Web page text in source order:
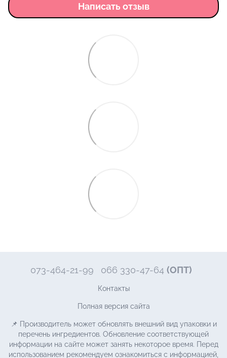
Написать отзыв
073-464-21-99 066 330-47-64 (ОПТ)
Контакты
Полная версия сайта
📌 Производитель может обновлять внешний вид упаковки и
перечень ингредиентов. Обновление соответствующей
информации на сайте может занять некоторое время. Перед
использованием рекомендуем ознакомиться с информацией,